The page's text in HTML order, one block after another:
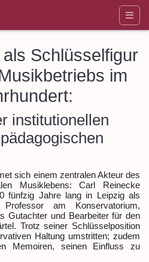
Schlüsselfigur
im
institutionellen
sich einem zentralen Akteur des
Musiklebens: Carl Reinecke
fünfzig Jahre lang in Leipzig als
Professor am Konservatorium,
Gutachter und Bearbeiter für den
Trotz seiner Schlüsselposition
Haltung umstritten; zudem
Memoiren, seinen Einfluss zu